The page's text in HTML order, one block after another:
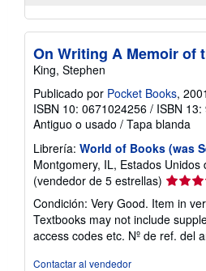
On Writing A Memoir of
King, Stephen
Publicado por Pocket Books, 2001
ISBN 10: 0671024256 / ISBN
Antiguo o usado / Tapa blanda
Librería: World of Books (was
Montgomery, IL, Estados Unidos
(vendedor de 5 estrellas)
5
de
Condición: Very Good. Item in
Textbooks may not include
access codes etc. Nº de ref. del
Contactar al vendedor